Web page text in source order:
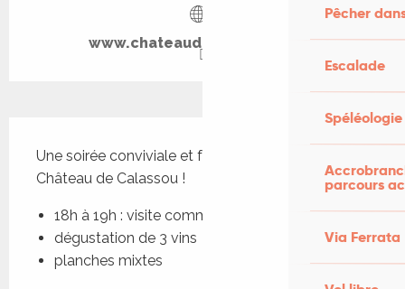
Pêcher
Escalade
Spéléologie
parcours
Via Ferrata
www.chateaudecalassou.com
Une soirée conviviale et familiale à partager au
Château de Calassou !
18h à 19h : visite commentée
dégustation de 3 vins
planches mixtes